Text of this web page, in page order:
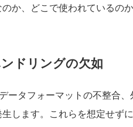
か、どこで使われているの
ドリングの欠如
ータフォーマットの不整合
します。これらを想定せず